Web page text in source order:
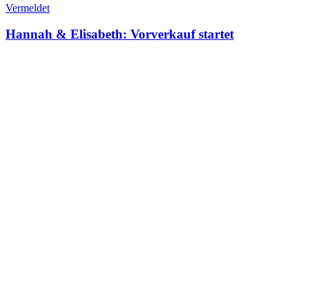
Vermeldet
Hannah & Elisabeth: Vorverkauf startet